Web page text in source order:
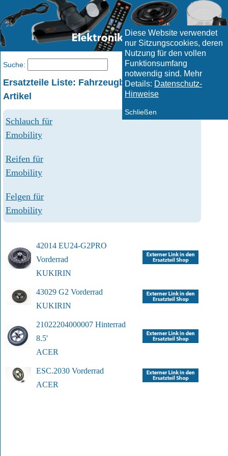
Diese Website verwendet
nur Sitzungscookies, deren
Nutzung für den vollen
Funktionsumfang
notwendig sind. Mehr
Details: Datenschutz-
Hinweise
Schließen
Ersatzteile Liste: Fahrzeugbereifung und ähnliche
Artikel
Schlauch für
Emobility
Reifen für
Emobility
Felgen für
Emobility
42014 EU24-G2PRO
Vorderrad
KUKIRIN
43029 G2 Vorderrad
KUKIRIN
21022204000007 Hinterrad
8.5'
ACER
ESC.2030 Vorderrad
ACER
Suche: